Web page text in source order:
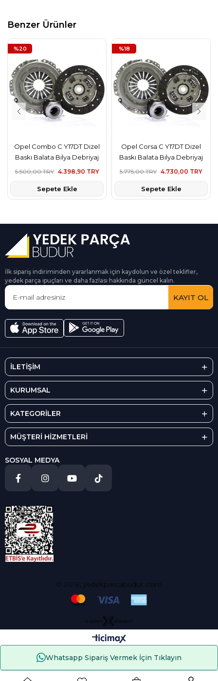
Benzer Ürünler
Opel Combo C Y17DT Dizel
Baskı Balata Bilya Debriyaj
Seti Luk Marka
4.398,90 TRY
5.500,00 TRY
Sepete Ekle
%20
Opel Corsa C Y17DT Dizel
Baskı Balata Bilya Debriyaj
Seti Luk Marka
4.730,00 TRY
5.775,00 TRY
Sepete Ekle
%18
İlk sipariş indiriminden yararlanmak için kaydolun ve özel teklifler,
yedek parça ipuçları ve daha fazlası hakkında güncel kalın.
KAYIT OL
İLETİŞİM
KURUMSAL
KATEGORİLER
MÜŞTERİ HİZMETLERİ
SOSYAL MEDYA
© 2018, yedekparcabudur..com
Whatsapp Sipariş Vermek İçin Tıklayın
Çerez Kullanımı